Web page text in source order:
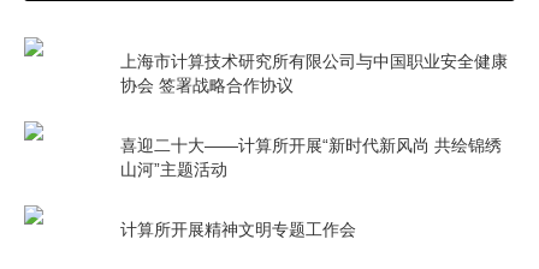
上海市计算技术研究所有限公司与中国职业安全健康
协会 签署战略合作协议
喜迎二十大——计算所开展“新时代新风尚 共绘锦绣
山河”主题活动
计算所开展精神文明专题工作会